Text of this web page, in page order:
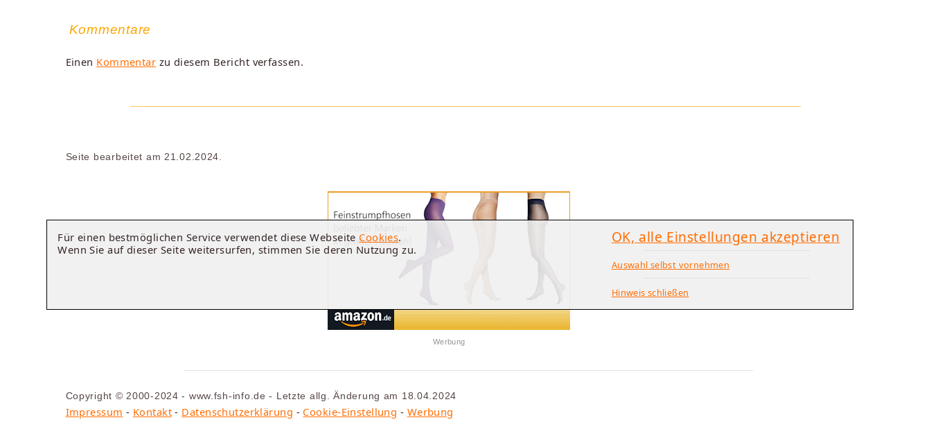
Kommentare
Einen Kommentar zu diesem Bericht verfassen.
Seite bearbeitet am 21.02.2024.
Werbung
Copyright © 2000-2024 - www.fsh-info.de - Letzte allg. Änderung am 18.04.2024
Impressum - Kontakt- Datenschutzerklärung - Cookie-Einstellung - Werbung
Für einen bestmöglichen Service verwendet diese Webseite Cookies.
Wenn Sie auf dieser Seite weitersurfen, stimmen Sie deren Nutzung zu.
OK, alle Einstellungen akzeptieren
Auswahl selbst vornehmen
Hinweis schließen